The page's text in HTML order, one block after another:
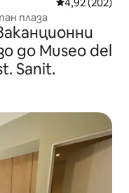
плаза
до Museo del
Sanit.